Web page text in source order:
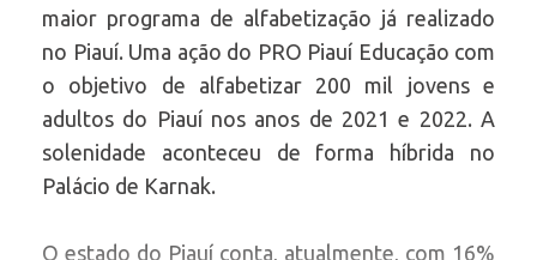
maior programa de alfabetização já realizado
no Piauí. Uma ação do PRO Piauí Educação com
o objetivo de alfabetizar 200 mil jovens e
adultos do Piauí nos anos de 2021 e 2022. A
solenidade aconteceu de forma híbrida no
Palácio de Karnak.
O estado do Piauí conta, atualmente, com 16%